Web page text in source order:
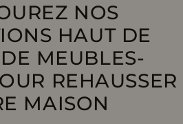
NOS
HAUT DE
MEUBLES-
REHAUSSER
MAISON